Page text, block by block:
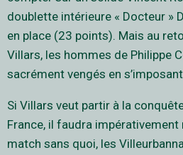
doublette intérieure « Docteur »
en place (23 points). Mais au
Villars, les hommes de Philippe
sacrément vengés en
Si Villars veut partir à la
France, il faudra
match sans quoi, les